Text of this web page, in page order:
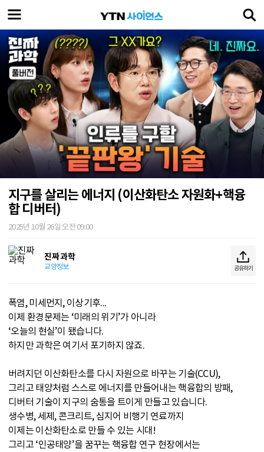
지구를 살리는 에너지 (이산화탄소 자원화+핵융
합 디버터)
2025년 10월 26일 오전 09:00
진짜 과학
교양정보 공유하기
폭염, 미세먼지, 이상기후...
이제 환경문제는 ‘미래의 위기’가 아니라
‘오늘의 현실’이 됐습니다.
하지만 과학은 여기서 포기하지 않죠.
버려지던 이산화탄소를 다시 자원으로 바꾸는 기술(CCU),
그리고 태양처럼 스스로 에너지를 만들어내는 핵융합의 방패,
디버터 기술이 지구의 숨통을 트이게 만들고 있습니다.
생수병, 세제, 콘크리트, 심지어 비행기 연료까지
이제는 이산화탄소로 만들 수 있는 시대!
그리고 ‘인공태양’을 꿈꾸는 핵융합 연구 현장에서는